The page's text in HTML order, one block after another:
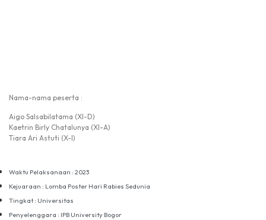
Nama-nama peserta :
Aigo Salsabilatama (XI-D)
Kaetrin Birly Chatalunya (XI-A)
Tiara Ari Astuti (X-I)
Waktu Pelaksanaan : 2023
Kejuaraan : Lomba Poster Hari Rabies Sedunia
Tingkat : Universitas
Penyelenggara : IPB University Bogor